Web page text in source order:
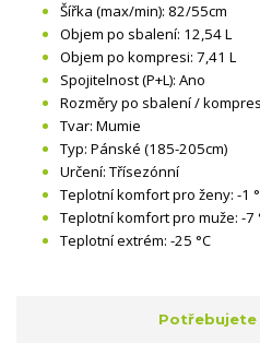
Šířka (max/min): 82/55cm
Objem po sbalení: 12,54 L
Objem po kompresi: 7,41 L
Spojitelnost (P+L): Ano
Rozměry po sbalení /
Tvar: Mumie
Typ: Pánské (185-205cm)
Určení: Třísezónní
Teplotní komfort pro ženy: -1
Teplotní komfort pro muže: -7
Teplotní extrém: -25 °C
Potřebujete